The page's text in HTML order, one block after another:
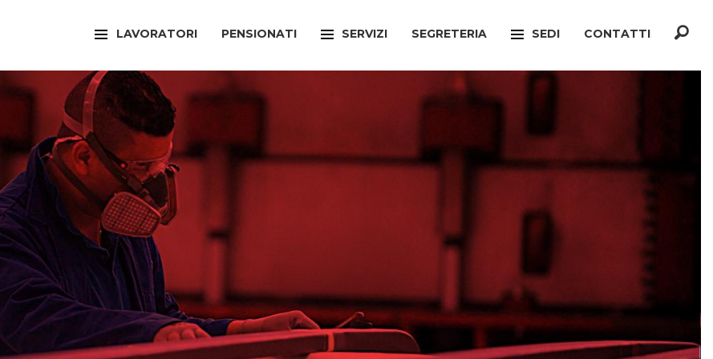
LAVORATORI
FILCAMS
FILCTEM
FILLEA
FILT
FIOM
FISAC
FLAI
PENSIONATI SERVIZI
CAAF
SPORTELLO MIGRANTI
SPORTELLO DIMISSIONI
SUNIA
SEGRETERIA SEDI
TREVISO
PAESE
VILLORBA
CASTELFRANCO VENETO
ONÈ DI FONTE
CONEGLIANO
CONTATTI